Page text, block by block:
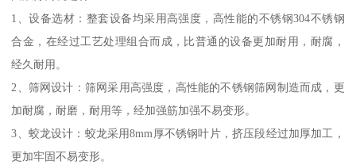
1、设备选材：整套设备均采用高强度，高性能的不锈钢304不锈钢
合金，在经过工艺处理组合而成，比普通的设备更加耐用，耐腐，
经久耐用。
2、筛网设计：筛网采用高强度，高性能的不锈钢筛网制造而成，更
加耐腐，耐磨，耐用等，经加强筋加强不易变形。
3、蛟龙设计：蛟龙采用8mm厚不锈钢叶片，挤压段经过加厚加工，
更加牢固不易变形。